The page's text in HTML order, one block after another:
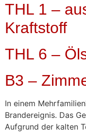
THL 1 –
Kraftstoff
THL 6 –
B3 –
In einem
Brandereignis. Das
Aufgrund der kalten